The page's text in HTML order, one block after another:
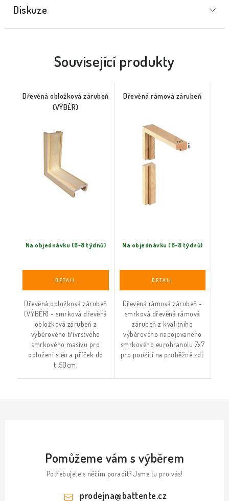
Diskuze
Související produkty
Dřevěná obložková zárubeň
(VÝBĚR)
Na objednávku (6-8 týdnů)
Dřevěná obložková zárubeň
(VÝBĚR) - smrková dřevěná
obložková zárubeň z
výběrového třívrstvého
smrkového masivu pro
obložení stěn a příček do
tl.50cm.
Dřevěná rámová zárubeň
Na objednávku (6-8 týdnů)
Dřevěná rámová zárubeň -
smrková dřevěná rámová
zárubeň z kvalitního
výběrového napojovaného
smrkového eurohranolu 7x7
pro použití na průběžné zdi.
Pomůžeme vám s výběrem
Potřebujete s něčím poradit? Jsme tu pro vás!
prodejna@battente.cz